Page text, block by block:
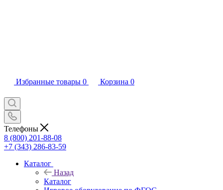
Избранные товары 0 Корзина 0
Телефоны
8 (800) 201-88-08
+7 (343) 286-83-59
Каталог
Назад
Каталог